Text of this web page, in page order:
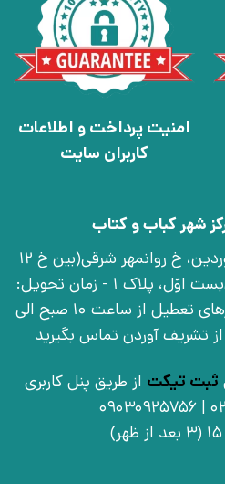
امنیت پرداخت و اطلاعات
کاربران سایت
شهر کباب و کتاب
تهران، خ انقلاب، خ 12 فروردین، خ روانمهر شرقی(بین خ 12
فروردین و خ فخر رازی)، بن‌بست اوّل، پلاک 1 - زمان تحویل:
شنبه تا چهارشنبه به جز روزهای تعطیل از ساعت 10 صبح الی
ثبت تیکت از طریق پنل کاربری